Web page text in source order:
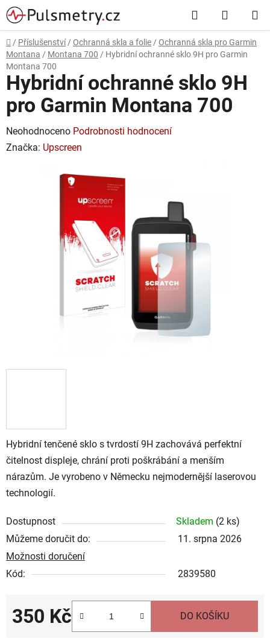
Přejít
na
obsah
Hledat
KOŠÍK
Domů
/ Příslušenství / Ochranná skla a folie / Ochranná skla pro Garmin
Montana / Montana 700 / Hybridní ochranné sklo 9H pro Garmin
Montana 700
Hybridní tenčené sklo s tvrdostí 9H zachovává perfektní
čitelnost displeje, chrání proti poškrábání a menším
nárazům. Je vyrobeno v Německu nejmodernější laserovou
technologií.
Dostupnost Skladem (2 ks)
Můžeme doručit do:
11. srpna 2026
Možnosti doručení
Kód:
2839580
350 Kč DO KOŠÍKU
Hybridní ochranné sklo 9H
pro Garmin Montana 700
Průměrné
hodnocení
Neohodnoceno Podrobnosti hodnocení
Značka: Upscreen